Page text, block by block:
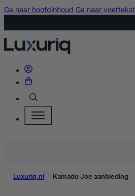
Ga naar hoofdinhoud Ga naar voettekst
Zoeken
Luxuriq.nl Kamado Joe aanbieding